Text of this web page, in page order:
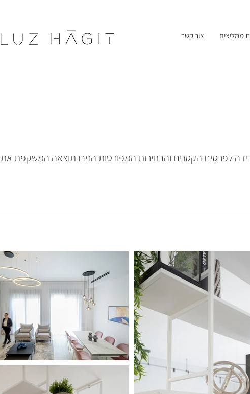
ממליצים צור קשר
לפרטים הקטנים והבחירות המפורטות הניבו תוצאה המשקפת את